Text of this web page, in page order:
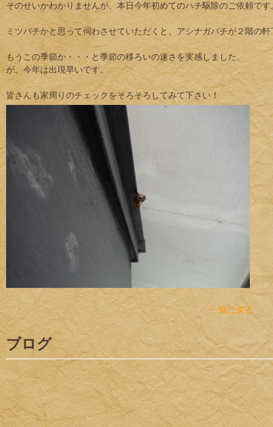
そのせいかわかりませんが、本日今年初めてのハチ駆除のご依頼です
ミツバチかと思って伺わさせていただくと、アシナガバチが２階の
もうこの季節か・・・と季節の移ろいの速さを実感しました。
が、今年は出現早いです。
皆さんも家周りのチェックをそろそろしてみて下さい！
一覧に戻る
ブログ